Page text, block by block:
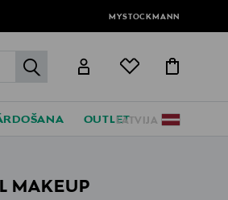
MYSTOCKMANN
label.header.go
LATVIJA
OUTLET
MAKEUP